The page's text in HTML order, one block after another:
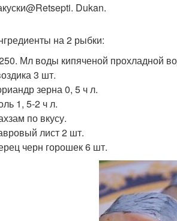
Dukan.
на 2 рыбки:
Мл воды кипяченой прохладной
3 шт.
зерна 0, 5 ч л.
1, 5-2 ч л.
по вкусу.
лист 2 шт.
черн горошек 6 шт.